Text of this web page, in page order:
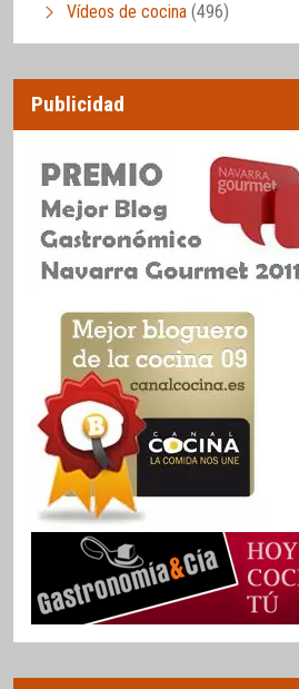
Vídeos de cocina (496)
Publicidad